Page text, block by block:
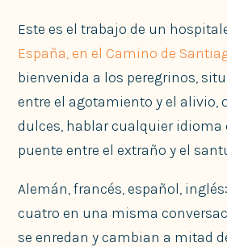
Este es el trabajo de un
España, en el Camino de
bienvenida a los peregrinos,
entre el agotamiento y el alivio,
dulces, hablar cualquier idioma
puente entre el extraño y el
Alemán, francés, español,
cuatro en una misma
se enredan y cambian a mitad